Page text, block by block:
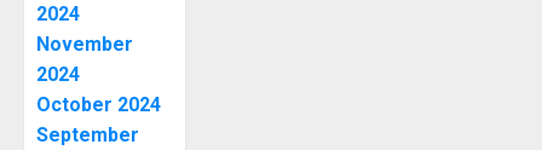
2024
November
2024
October 2024
September